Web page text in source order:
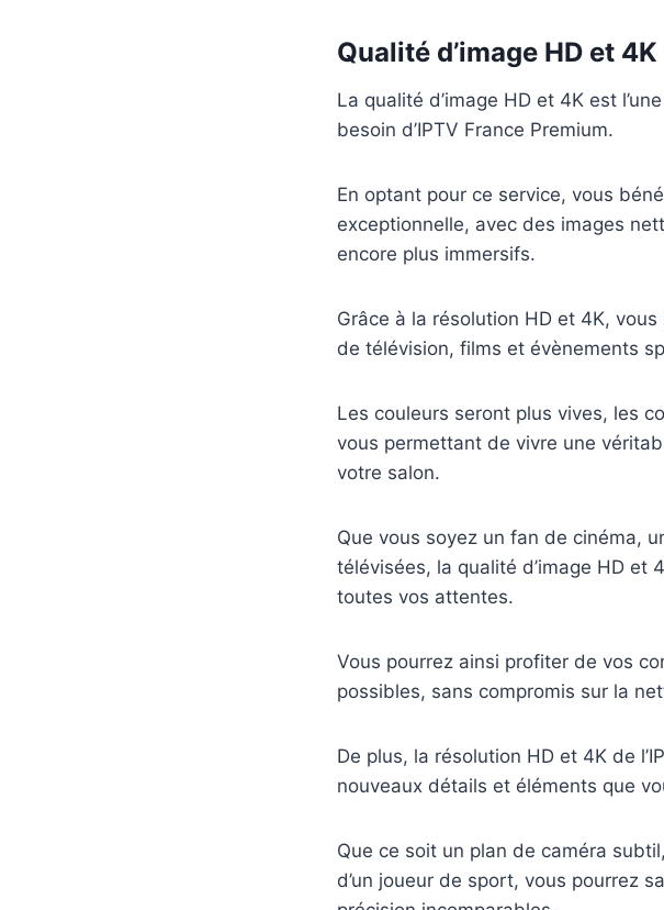
Qualité d’image HD et 4K
La qualité d’image HD et 4K est
besoin d’IPTV France Premium.
En optant pour ce service, vous
exceptionnelle, avec des images
encore plus immersifs.
Grâce à la résolution HD et 4K,
de télévision, films et évènements
Les couleurs seront plus vives, les
vous permettant de vivre une
votre salon.
Que vous soyez un fan de cinéma,
télévisées, la qualité d’image HD et
toutes vos attentes.
Vous pourrez ainsi profiter de vos
possibles, sans compromis sur la
De plus, la résolution HD et 4K de
nouveaux détails et éléments que
Que ce soit un plan de caméra
d’un joueur de sport, vous pourrez